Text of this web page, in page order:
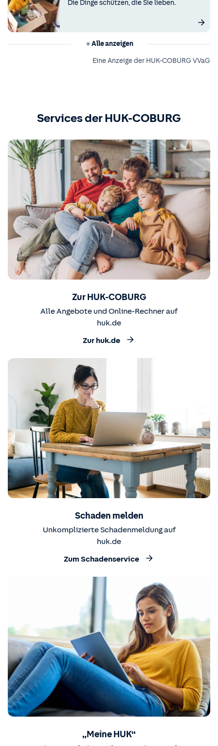
Die Dinge schützen, die Sie lieben.
Alle anzeigen
Eine Anzeige der HUK-COBURG VVaG
Services der HUK-COBURG
Zur HUK-COBURG
Alle Angebote und Online-Rechner auf
huk.de
Zur huk.de
Schaden melden
Unkomplizierte Schadenmeldung auf
huk.de
Zum Schadenservice
„Meine HUK“